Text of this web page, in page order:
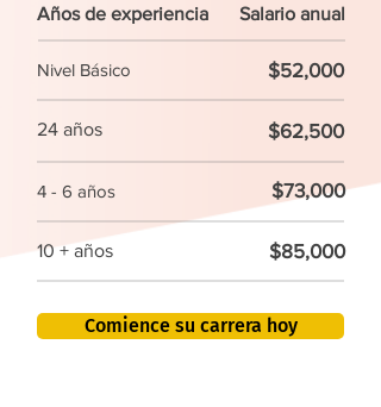
Años de experiencia Salario anual
Nivel Básico $52,000
24 años $62,500
4 - 6 años $73,000
10 + años $85,000
Comience su carrera hoy